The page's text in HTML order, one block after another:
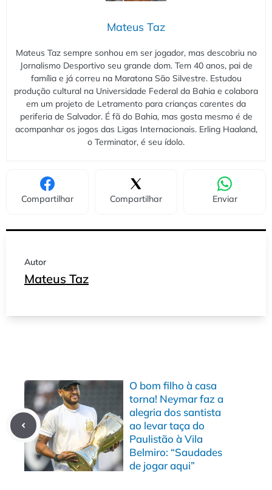
Mateus Taz
Mateus Taz sempre sonhou em ser jogador, mas descobriu no
Jornalismo Desportivo seu grande dom. Tem 40 anos, pai de
família e já correu na Maratona São Silvestre. Estudou
produção cultural na Universidade Federal da Bahia e colabora
em um projeto de Letramento para crianças carentes da
periferia de Salvador. É fã do Bahia, mas gosta mesmo é de
acompanhar os jogos das Ligas Internacionais. Erling Haaland,
o Terminator, é seu ídolo.
Compartilhar Compartilhar Enviar
Autor
Mateus Taz
O bom filho à casa
torna! Neymar faz a
alegria dos santista
ao levar taça do
Paulistão à Vila
Belmiro: “Saudades
de jogar aqui”